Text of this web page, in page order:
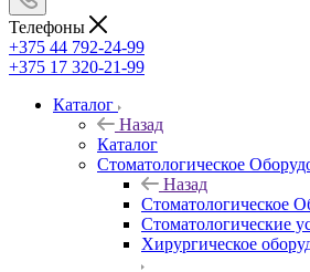
Телефоны
+375 44 792-24-99
+375 17 320-21-99
Каталог
Назад
Каталог
Стоматологическое
Назад
Стоматологическое
Стоматологические
Хирургическое